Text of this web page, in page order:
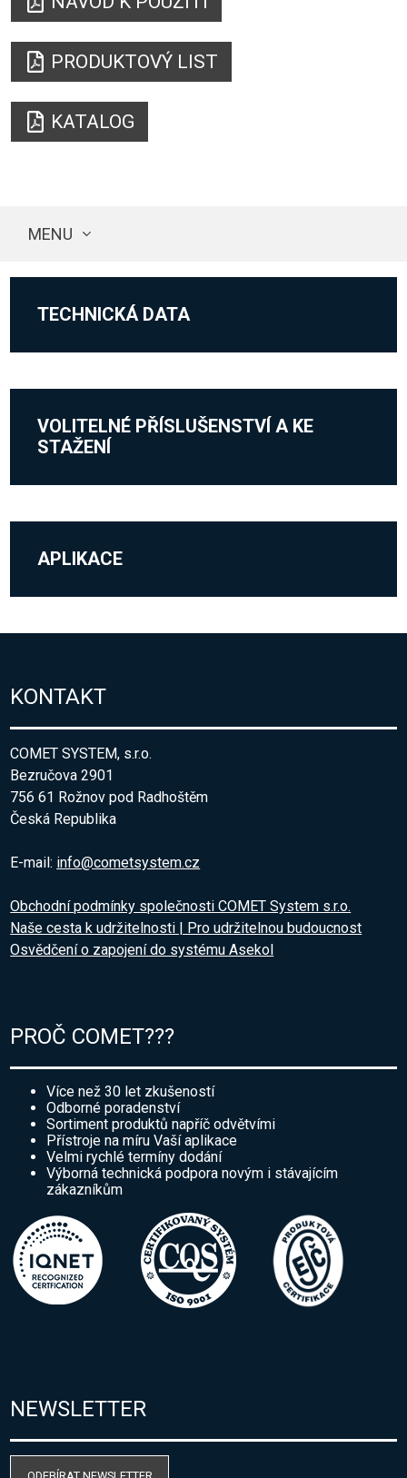
PRODUKTOVÝ LIST
KATALOG
MENU
TECHNICKÁ DATA
VOLITELNÉ PŘÍSLUŠENSTVÍ A KE
STAŽENÍ
APLIKACE
KONTAKT
COMET SYSTEM, s.r.o.
Bezručova 2901
756 61 Rožnov pod Radhoštěm
Česká Republika
E-mail: info@cometsystem.cz
Obchodní podmínky společnosti COMET System s.r.o.
Naše cesta k udržitelnosti | Pro udržitelnou budoucnost
Osvědčení o zapojení do systému Asekol
PROČ COMET???
Více než 30 let zkušeností
Odborné poradenství
Sortiment produktů napříč odvětvími
Přístroje na míru Vaší aplikace
Velmi rychlé termíny dodání
Výborná technická podpora novým i stávajícím
zákazníkům
NEWSLETTER